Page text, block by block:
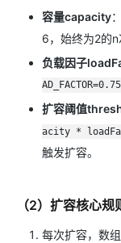
容量capacity
6，始终为2的n
负载因子
扩容阈值
acity *
触发扩容。
（2）扩容核心规
每次扩容，数